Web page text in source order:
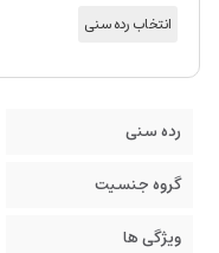
انتخاب رده سنی
رده سنی
گروه جنسیت
ویژگی ها